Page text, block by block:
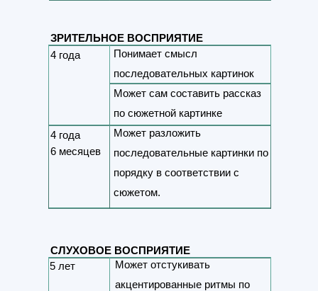
Понимает смысл
последовательных картинок
Может сам составить рассказ
по сюжетной картинке
Может разложить
последовательные картинки по
порядку в соответствии с
сюжетом.
ЗРИТЕЛЬНОЕ ВОСПРИЯТИЕ
4 года
4 года
6 месяцев
Может отстукивать
акцентированные ритмы по
СЛУХОВОЕ ВОСПРИЯТИЕ
5 лет